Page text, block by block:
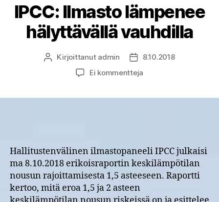
IPCC: Ilmasto lämpenee
hälyttävällä vauhdilla
Kirjoittaja
Kirjoittanut admin Julkaisupäivämäärä
8.10.2018
Ei kommentteja
Hallitustenvälinen ilmastopaneeli IPCC julkaisi
ma 8.10.2018 erikoisraportin keskilämpötilan
nousun rajoittamisesta 1,5 asteeseen. Raportti
kertoo, mitä eroa 1,5 ja 2 asteen